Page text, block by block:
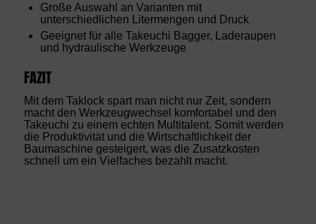
Große Auswahl an Varianten mit
unterschiedlichen Litermengen und Druck
Geeignet für alle Takeuchi Bagger, Laderaupen
und hydraulische Werkzeuge
FAZIT
Mit dem Taklock spart man nicht nur Zeit, sondern
macht den Werkzeugwechsel komfortabel und den
Takeuchi zu einem echten Multitalent. Somit werden
die Produktivität und die Wirtschaftlichkeit der
Baumaschine gesteigert, was die Zusatzkosten
schnell um ein Vielfaches bezahlt macht.